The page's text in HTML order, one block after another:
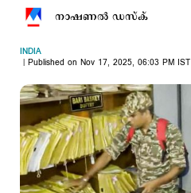
നാഷണല്‍ ഡസ്ക്
INDIA
Published on Nov 17, 2025, 06:03 PM IST